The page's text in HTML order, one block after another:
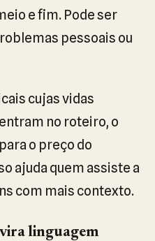
e fim. Pode ser
pessoais ou
cujas vidas
no roteiro, o
o preço do
ajuda quem assiste a
com mais contexto.
linguagem